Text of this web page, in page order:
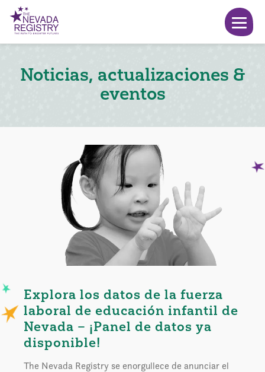
Noticias, actualizaciones &
eventos
Explora los datos de la fuerza
laboral de educación infantil de
Nevada – ¡Panel de datos ya
disponible!
The Nevada Registry se enorgullece de anunciar el